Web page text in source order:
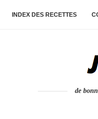
INDEX DES RECETTES
de